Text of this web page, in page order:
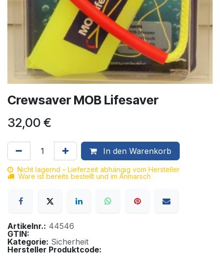
Crewsaver MOB Lifesaver
32,00 €
In den Warenkorb
Nicht lagernd – Lieferzeit abhängig vom Hersteller
Ware ist bereits bestellt und im Anmarsch
Artikelnr.: 44546
GTIN:
Kategorie: Sicherheit
Hersteller Produktcode: